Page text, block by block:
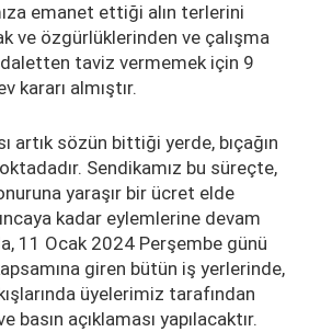
emanet ettiği alın terlerini
ve özgürlüklerinden ve çalışma
taviz vermemek için 9
kararı almıştır.
artık sözün bittiği yerde, bıçağın
Sendikamız bu süreçte,
yaraşır bir ücret elde
kadar eylemlerine devam
11 Ocak 2024 Perşembe günü
giren bütün iş yerlerinde,
üyelerimiz tarafından
açıklaması yapılacaktır.